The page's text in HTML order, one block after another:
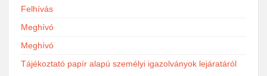
Felhívás
Meghívó
Meghívó
Tájékoztató papír alapú személyi igazolványok lejáratáról